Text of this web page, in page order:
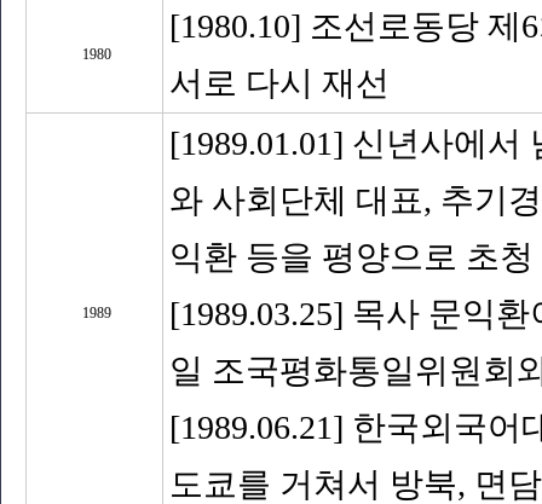
1980
[1980.10] 조선로동당
서로 다시 재선
1989
[1989.01.01] 신년사에
와 사회단체 대표, 추기
익환 등을 평양으로 초청
[1989.03.25] 목사 문익
일 조국평화통일위원회
[1989.06.21] 한국외국
도쿄를 거쳐서 방북, 면담